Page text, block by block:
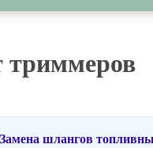
триммеров
Замена шлангов